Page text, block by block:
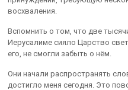
восхваления.
Вспомнить о том, что две
Иерусалиме сияло Царство
его, не смогли забыть о нём.
Они начали распространять
достигло меня сегодня. Это